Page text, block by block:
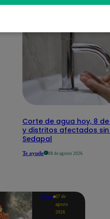
Corte de agua hoy, 8
y distritos afectados
Sedapal
Te ayudo 08 de agosto 2026
Perú 07 de
agosto
2026